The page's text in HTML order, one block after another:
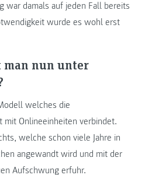
war damals auf jeden Fall bereits
wurde es wohl erst
man nun unter
welches die
mit Onlineeinheiten verbindet.
welche schon viele Jahre in
angewandt wird und mit der
Aufschwung erfuhr.